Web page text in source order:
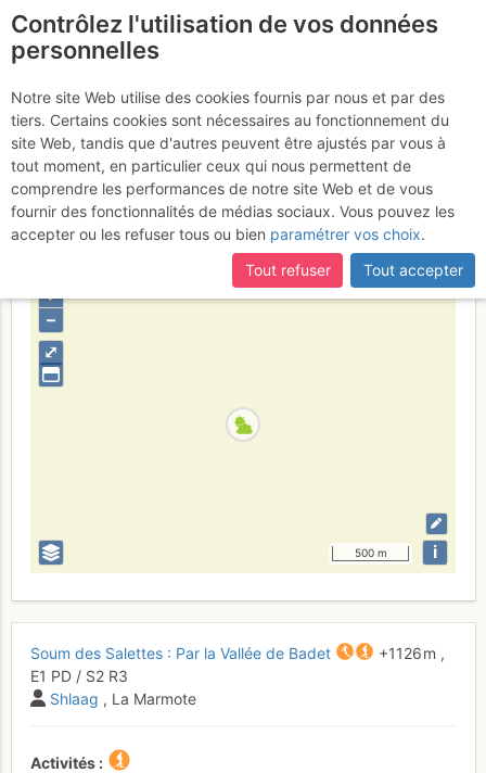
Soum des Salettes : Par
la Vallée de Badet
Dimanche 26
février 2017
Hautes-Pyrénées
⤢
+
–
500 m i
Soum des Salettes : Par la Vallée de Badet +1126 m ,
E1 PD / S2 R3
Shlaag , La Marmote
Activités
Contrôlez l'utilisation de vos données
personnelles
Notre site Web utilise des cookies fournis par nous et par des
tiers. Certains cookies sont nécessaires au fonctionnement du
site Web, tandis que d'autres peuvent être ajustés par vous à
tout moment, en particulier ceux qui nous permettent de
comprendre les performances de notre site Web et de vous
fournir des fonctionnalités de médias sociaux. Vous pouvez les
accepter ou les refuser tous ou bien paramétrer vos choix.
Tout refuser
Tout accepter